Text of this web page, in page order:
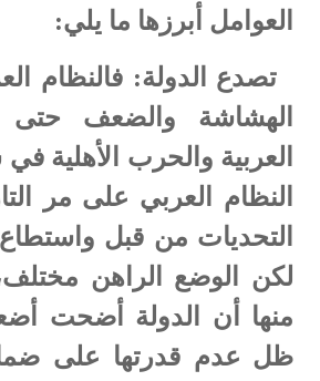
العوامل أبرزها ما يلي:
تصدع الدولة: فالنظام
الهشاشة والضعف حتى
العربية والحرب الأهلية
النظام العربي على مر
التحديات من قبل واستطاع
لكن الوضع الراهن
منها أن الدولة أضحت
ظل عدم قدرتها على